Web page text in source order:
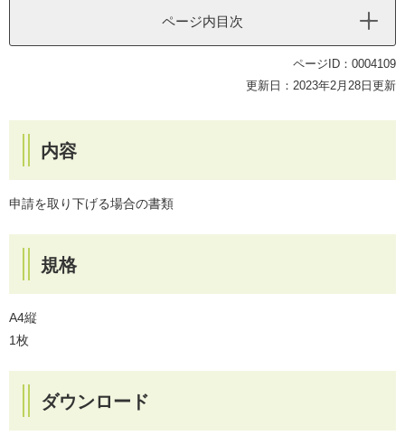
ページ内目次
ページID：0004109
更新日：2023年2月28日更新
内容
申請を取り下げる場合の書類
規格
A4縦
1枚
ダウンロード